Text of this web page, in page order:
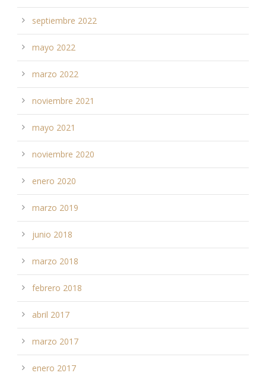
septiembre 2022
mayo 2022
marzo 2022
noviembre 2021
mayo 2021
noviembre 2020
enero 2020
marzo 2019
junio 2018
marzo 2018
febrero 2018
abril 2017
marzo 2017
enero 2017